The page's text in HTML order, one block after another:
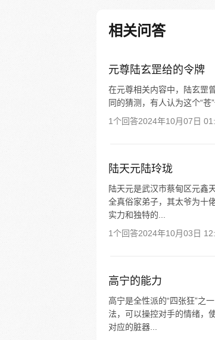
小龙崽领回来
说：“爸爸，她
相关问答
元尊陆玄罡给的令牌
在元尊相关内容中，陆玄罡
同的猜测，有人认为这个“苍
1个回答2024年10月07日
陆天元陆玲珑
陆天元是武汉市蔡甸区元鑫
全真俗家弟子，其太爷为十
实力和独特的...
1个回答2024年10月03日
高宁的能力
高宁是全性派的“四张狂”之
法，可以操控对手的情绪，
对应的脏器...